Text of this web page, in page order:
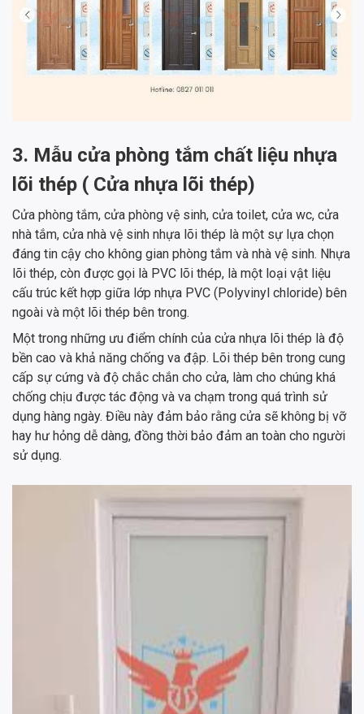
3. Mẫu cửa phòng tắm chất liệu nhựa
lõi thép ( Cửa nhựa lõi thép)
Cửa phòng tắm, cửa phòng vệ sinh, cửa toilet, cửa wc, cửa
nhà tắm, cửa nhà vệ sinh nhựa lõi thép là một sự lựa chọn
đáng tin cậy cho không gian phòng tắm và nhà vệ sinh. Nhựa
lõi thép, còn được gọi là PVC lõi thép, là một loại vật liệu
cấu trúc kết hợp giữa lớp nhựa PVC (Polyvinyl chloride) bên
ngoài và một lõi thép bên trong.
Một trong những ưu điểm chính của cửa nhựa lõi thép là độ
bền cao và khả năng chống va đập. Lõi thép bên trong cung
cấp sự cứng và độ chắc chắn cho cửa, làm cho chúng khá
chống chịu được tác động và va chạm trong quá trình sử
dụng hàng ngày. Điều này đảm bảo rằng cửa sẽ không bị vỡ
hay hư hỏng dễ dàng, đồng thời bảo đảm an toàn cho người
sử dụng.